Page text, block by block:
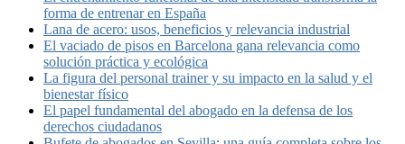
forma de entrenar en España
Lana de acero: usos, beneficios y relevancia industrial
El vaciado de pisos en Barcelona gana relevancia como
solución práctica y ecológica
La figura del personal trainer y su impacto en la salud y el
bienestar físico
El papel fundamental del abogado en la defensa de los
derechos ciudadanos